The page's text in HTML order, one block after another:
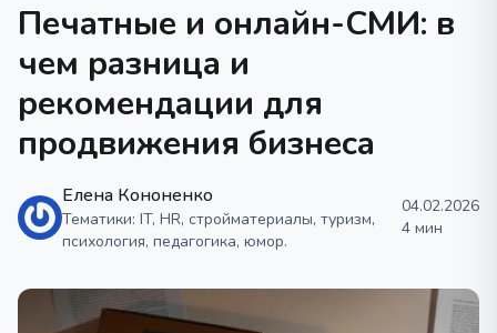
Печатные и онлайн-СМИ: в
чем разница и
рекомендации для
продвижения бизнеса
Елена Кононенко
Тематики: IT, HR, стройматериалы, туризм,
психология, педагогика, юмор.
04.02.2026
4 мин